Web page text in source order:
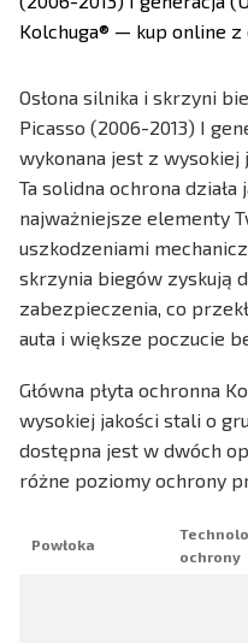
Osłona silnika i skrzyni
Picasso (2006-2013) I
wykonana jest z wysokiej
Ta solidna ochrona
najważniejsze elementy
uszkodzeniami
skrzynia biegów zyskują
zabezpieczenia, co
auta i większe poczucie
Główna płyta ochronna
wysokiej jakości stali o
dostępna jest w dwóch
różne poziomy ochrony
Powłoka
ochrony